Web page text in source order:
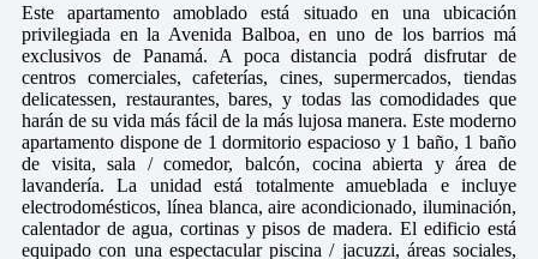
Este apartamento amoblado está situado en una ubicación
privilegiada en la Avenida Balboa, en uno de los barrios má
exclusivos de Panamá. A poca distancia podrá disfrutar de
centros comerciales, cafeterí­as, cines, supermercados, tiendas
delicatessen, restaurantes, bares, y todas las comodidades que
harán de su vida más fácil de la más lujosa manera. Este moderno
apartamento dispone de 1 dormitorio espacioso y 1 baño, 1 baño
de visita, sala / comedor, balcón, cocina abierta y área de
lavanderí­a. La unidad está totalmente amueblada e incluye
electrodomésticos, línea blanca, aire acondicionado, iluminación,
calentador de agua, cortinas y pisos de madera. El edificio está
equipado con una espectacular piscina / jacuzzi, áreas sociales,